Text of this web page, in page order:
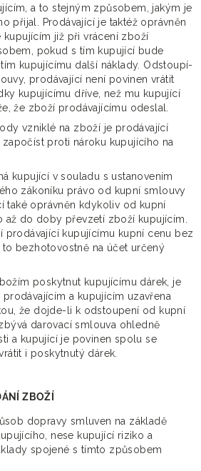
a to stejným způsobem, jakým je
přijal. Prodávající je taktéž oprávněn
kupujícím již při vrácení zboží
pokud s tím kupující bude
kupujícímu další náklady. Odstoupí-
prodávající není povinen vrátit
kupujícímu dříve, než mu kupující
že zboží prodávajícímu odeslal.
vzniklé na zboží je prodávající
proti nároku kupujícího na
kupující v souladu s ustanovením
zákoníku právo od kupní smlouvy
také oprávněn kdykoliv od kupní
až do doby převzetí zboží kupujícím.
prodávající kupujícímu kupní cenu bez
bezhotovostně na účet určený
poskytnut kupujícímu dárek, je
a kupujícím uzavřena
že dojde-li k odstoupení od kupní
darovací smlouva ohledně
a kupující je povinen spolu se
i poskytnutý dárek.
ZBOŽÍ
dopravy smluven na základě
nese kupující riziko a
spojené s tímto způsobem